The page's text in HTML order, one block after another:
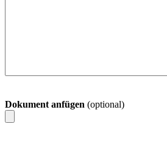
Dokument anfügen (optional)